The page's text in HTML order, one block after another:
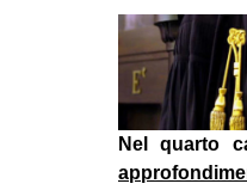
Nel quarto